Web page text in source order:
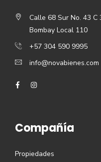
Calle 68 Sur No. 43
Bombay Local 110
+57 304 590 9995
info@novabienes.com
Compañía
Propiedades